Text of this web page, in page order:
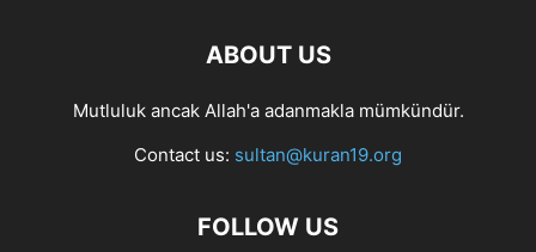
ABOUT US
Mutluluk ancak Allah'a adanmakla mümkündür.
Contact us: sultan@kuran19.org
FOLLOW US